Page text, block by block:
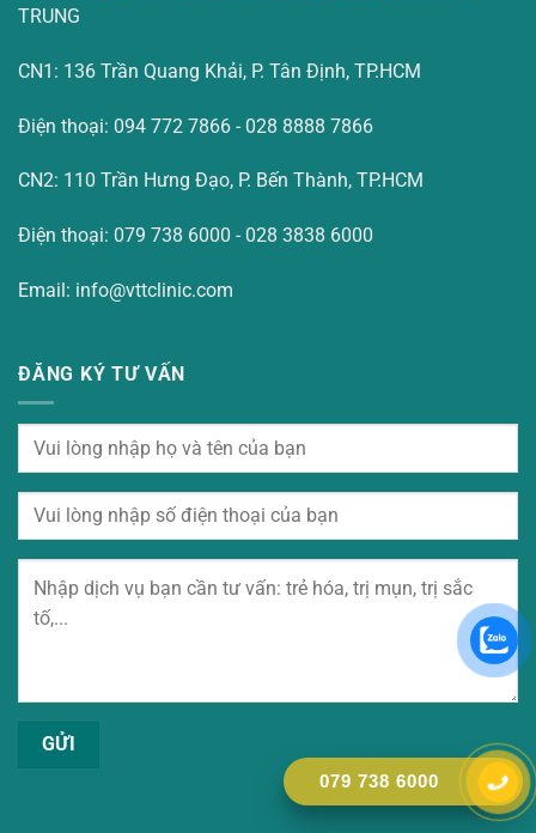
TRUNG
CN1: 136 Trần Quang Khải, P. Tân Định, TP.HCM
Điện thoại: 094 772 7866 - 028 8888 7866
CN2: 110 Trần Hưng Đạo, P. Bến Thành, TP.HCM
Điện thoại: 079 738 6000 - 028 3838 6000
Email: info@vttclinic.com
ĐĂNG KÝ TƯ VẤN
079 738 6000